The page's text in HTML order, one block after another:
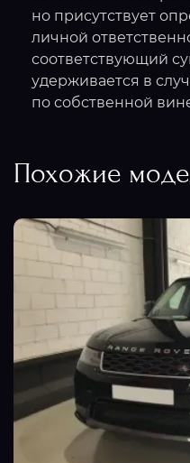
но присутствует
личной
соответствующий
удерживается в
по собственной
Похожие